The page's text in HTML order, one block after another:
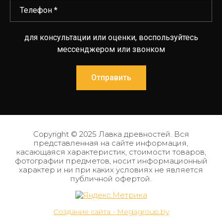
для консультации или оценки, воспользуйтесь
мессенджером или звонком
Отправить
Copyright © 2025 Лавка древностей. Вся
представленная на сайте информация,
касающаяся характеристик, стоимости товаров,
фотографии предметов, носит информационный
характер и ни при каких условиях не является
публичной офертой.
Создание сайта - Megagroup.by